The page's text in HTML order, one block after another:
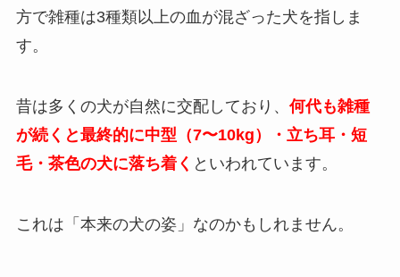
方で雑種は3種類以上の血が混ざった犬を指しま
す。
昔は多くの犬が自然に交配しており、 何代も雑種
が続くと最終的に中型（7〜10kg）・立ち耳・短
毛・茶色の犬に落ち着く といわれています。
これは「本来の犬の姿」なのかもしれません。